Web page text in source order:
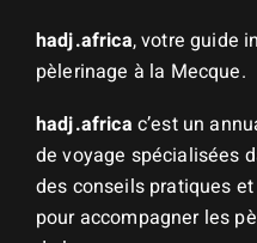
hadj.africa, votre guide
pèlerinage à la Mecque.
hadj.africa c’est un
de voyage spécialisées
des conseils pratiques
pour accompagner les